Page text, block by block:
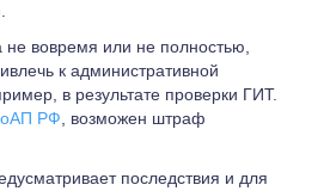
вовремя или не полностью,
к административной
в результате проверки ГИТ.
РФ , возможен штраф
последствия и для